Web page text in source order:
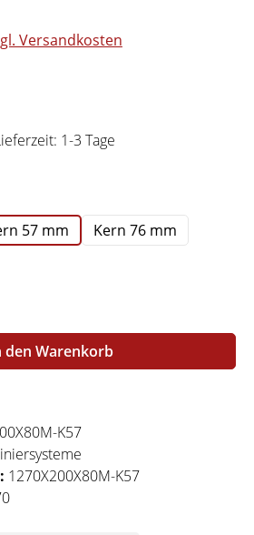
Versandkosten
1-3 Tage
57 mm Kern 76 mm
Gib den gewünschten
den Warenkorb
K57
1270X200X80M-K57